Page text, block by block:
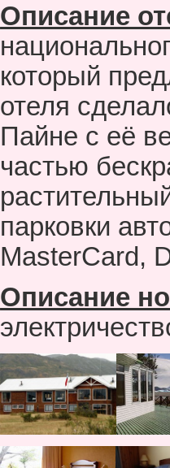
Описание
который
отеля
Пайне с её
частью
парковки
MasterCard,
Описание